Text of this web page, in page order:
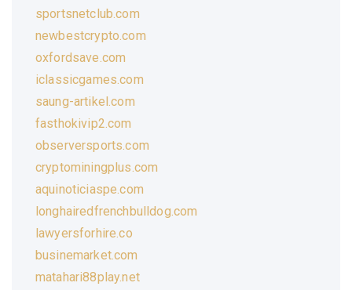
sportsnetclub.com
newbestcrypto.com
oxfordsave.com
iclassicgames.com
saung-artikel.com
fasthokivip2.com
observersports.com
cryptominingplus.com
aquinoticiaspe.com
longhairedfrenchbulldog.com
lawyersforhire.co
businemarket.com
matahari88play.net